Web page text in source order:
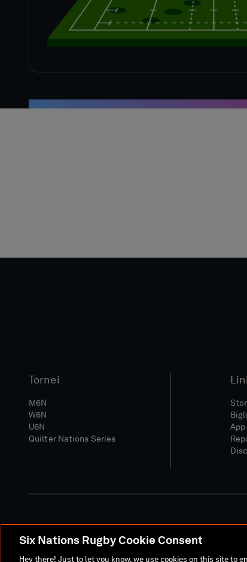
Tornei
M6N
W6N
U6N
Quilter Nations Series
App
Six Nations Rugby Cookie Consent
Hey there! Just to let you know, we use cookies on this site to